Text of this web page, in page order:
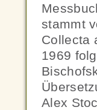
stammt
Collecta
1969
Alex